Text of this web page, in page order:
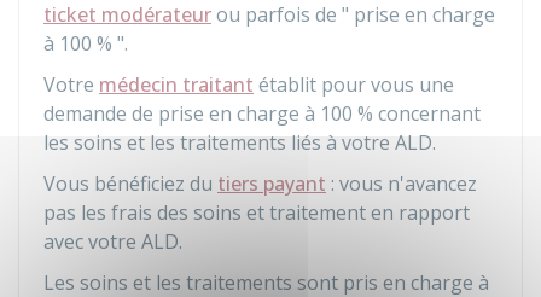
ticket modérateurou parfois de " prise en charge
à 100 % ".
Votre médecin traitant établit pour vous une
demande de prise en charge à 100 % concernant
les soins et les traitements liés à votre ALD.
Vous bénéficiez du tiers payant : vous n'avancez
pas les frais des soins et traitement en rapport
avec votre ALD.
Les soins et les traitements sont pris en charge à